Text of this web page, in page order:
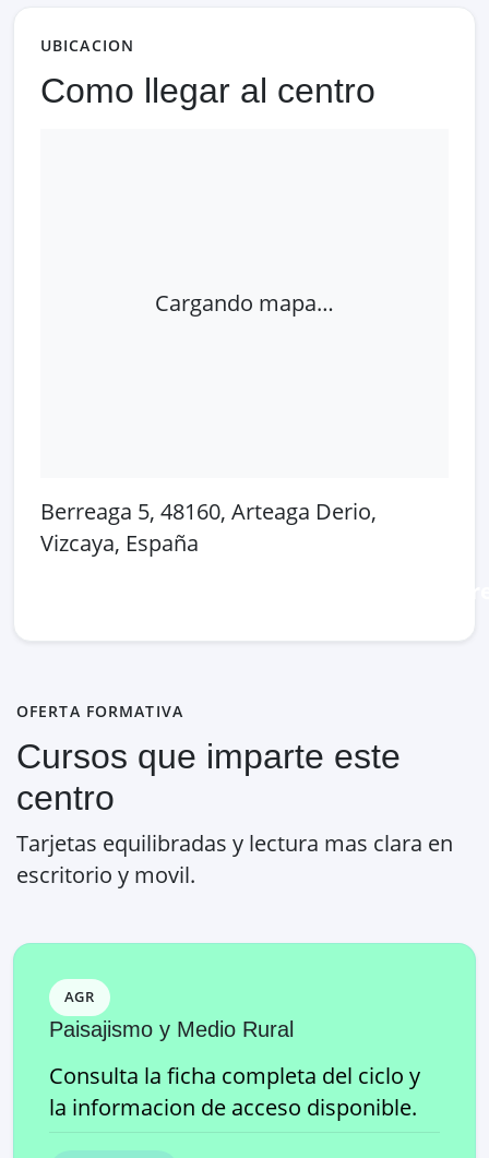
UBICACION
Como llegar al centro
Cargando mapa…
Berreaga 5, 48160, Arteaga Derio,
Vizcaya, España
OFERTA FORMATIVA
Cursos que imparte este
centro
Tarjetas equilibradas y lectura mas clara en
escritorio y movil.
AGR
Paisajismo y Medio Rural
Consulta la ficha completa del ciclo y
la informacion de acceso disponible.